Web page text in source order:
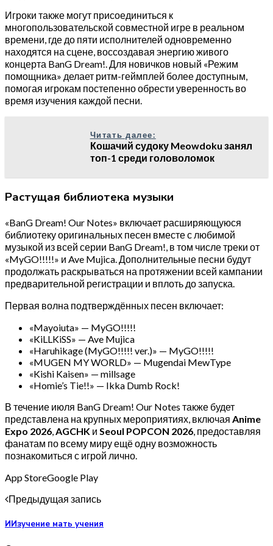
Игроки также могут присоединиться к
многопользовательской совместной игре в реальном
времени, где до пяти исполнителей одновременно
находятся на сцене, воссоздавая энергию живого
концерта BanG Dream!. Для новичков новый «Режим
помощника» делает ритм-геймплей более доступным,
помогая игрокам постепенно обрести уверенность во
время изучения каждой песни.
Читать далее:
Кошачий судоку Meowdoku занял
топ-1 среди головоломок
Растущая библиотека музыки
«BanG Dream! Our Notes» включает расширяющуюся
библиотеку оригинальных песен вместе с любимой
музыкой из всей серии BanG Dream!, в том числе треки от
«MyGO!!!!!» и Ave Mujica. Дополнительные песни будут
продолжать раскрываться на протяжении всей кампании
предварительной регистрации и вплоть до запуска.
Первая волна подтверждённых песен включает:
«Mayoiuta» — MyGO!!!!!
«KiLLKiSS» — Ave Mujica
«Haruhikage (MyGO!!!!! ver.)» — MyGO!!!!!
«MUGEN MY WORLD» — Mugendai MewType
«Kishi Kaisen» — millsage
«Homie’s Tie!!» — Ikka Dumb Rock!
В течение июля BanG Dream! Our Notes также будет
представлена на крупных мероприятиях, включая Anime
Expo 2026 AGCHK и Seoul POPCON 2026 , предоставляя
фанатам по всему миру ещё одну возможность
познакомиться с игрой лично.
App StoreGoogle Play
Предыдущая запись
ИИзучение мать учения